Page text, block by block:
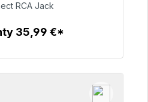
€
RCA Jack
35,99 €*